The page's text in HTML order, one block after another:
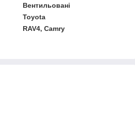
Вентильовані
Toyota
RAV4, Camry